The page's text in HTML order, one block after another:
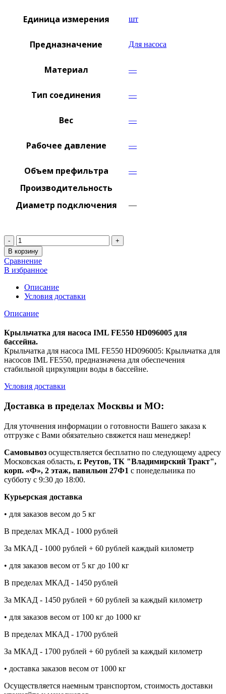
Единица измерения шт
Предназначение Для насоса
Материал —
Тип соединения —
Вес —
Рабочее давление —
Объем префильтра —
Производительность
Диаметр подключения
—
Количество
В корзину
Сравнение
В избранное
Описание
Условия доставки
Описание
Крыльчатка для насоса IML FE550 HD096005 для
бассейна.
Крыльчатка для насоса IML FE550 HD096005: Крыльчатка для
насосов IML FE550, предназначена для обеспечения
стабильной циркуляции воды в бассейне.
Условия доставки
Доставка в пределах Москвы и МО:
Для уточнения информации о готовности Вашего заказа к
отгрузке с Вами обязательно свяжется наш менеджер!
Самовывоз осуществляется бесплатно по следующему адресу
Московская область, г. Реутов, ТК "Владимирский Тракт",
корп. «Ф», 2 этаж, павильон 27Ф1 с понедельника по
субботу с 9:30 до 18:00.
Курьерская доставка
• для заказов весом до 5 кг
В пределах МКАД - 1000 рублей
За МКАД - 1000 рублей + 60 рублей каждый километр
• для заказов весом от 5 кг до 100 кг
В пределах МКАД - 1450 рублей
За МКАД - 1450 рублей + 60 рублей за каждый километр
• для заказов весом от 100 кг до 1000 кг
В пределах МКАД - 1700 рублей
За МКАД - 1700 рублей + 60 рублей за каждый километр
• доставка заказов весом от 1000 кг
Осуществляется наемным транспортом, стоимость доставки